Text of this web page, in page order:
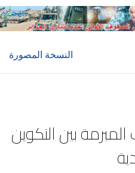
النسخة المصورة
بين التكوين